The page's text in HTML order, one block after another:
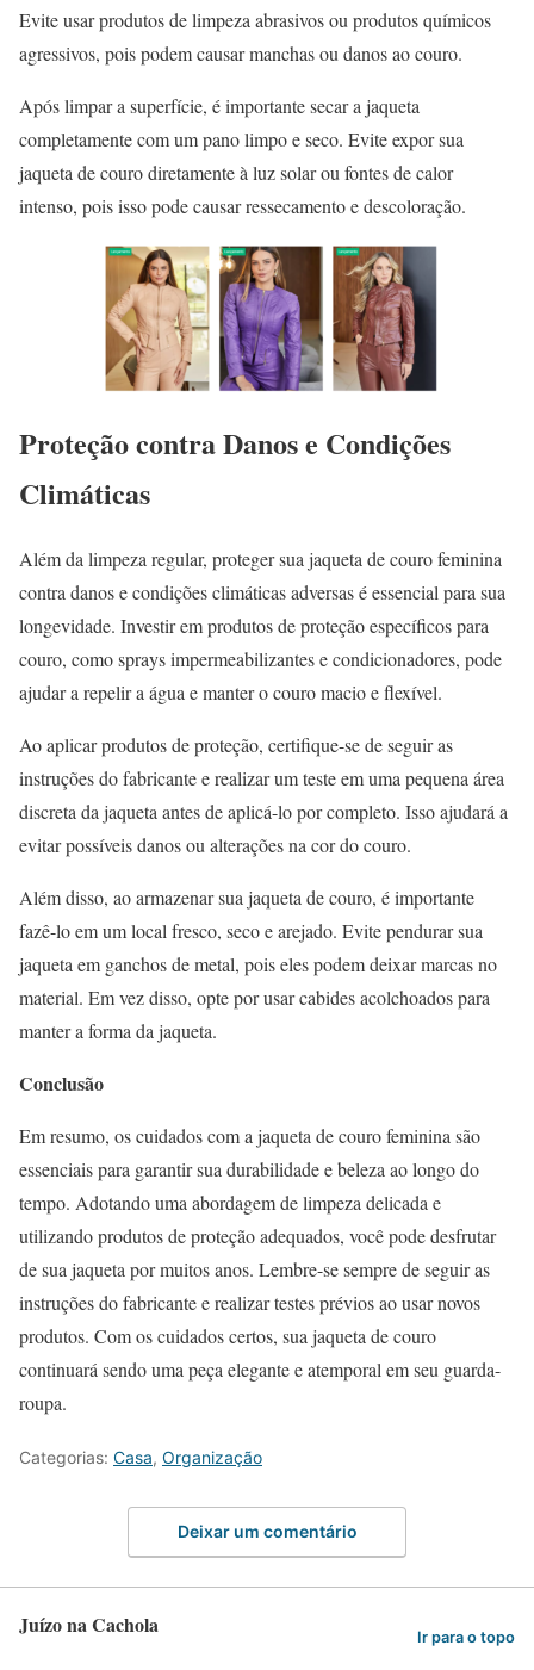
Evite usar produtos de limpeza abrasivos ou produtos químicos
agressivos, pois podem causar manchas ou danos ao couro.
Após limpar a superfície, é importante secar a jaqueta
completamente com um pano limpo e seco. Evite expor sua
jaqueta de couro diretamente à luz solar ou fontes de calor
intenso, pois isso pode causar ressecamento e descoloração.
Proteção contra Danos e Condições
Climáticas
Além da limpeza regular, proteger sua jaqueta de couro feminina
contra danos e condições climáticas adversas é essencial para sua
longevidade. Investir em produtos de proteção específicos para
couro, como sprays impermeabilizantes e condicionadores, pode
ajudar a repelir a água e manter o couro macio e flexível.
Ao aplicar produtos de proteção, certifique-se de seguir as
instruções do fabricante e realizar um teste em uma pequena área
discreta da jaqueta antes de aplicá-lo por completo. Isso ajudará a
evitar possíveis danos ou alterações na cor do couro.
Além disso, ao armazenar sua jaqueta de couro, é importante
fazê-lo em um local fresco, seco e arejado. Evite pendurar sua
jaqueta em ganchos de metal, pois eles podem deixar marcas no
material. Em vez disso, opte por usar cabides acolchoados para
manter a forma da jaqueta.
Conclusão
Em resumo, os cuidados com a jaqueta de couro feminina são
essenciais para garantir sua durabilidade e beleza ao longo do
tempo. Adotando uma abordagem de limpeza delicada e
utilizando produtos de proteção adequados, você pode desfrutar
de sua jaqueta por muitos anos. Lembre-se sempre de seguir as
instruções do fabricante e realizar testes prévios ao usar novos
produtos. Com os cuidados certos, sua jaqueta de couro
continuará sendo uma peça elegante e atemporal em seu guarda-
roupa.
Categorias: Casa, Organização
Deixar um comentário
Juízo na Cachola Ir para o topo